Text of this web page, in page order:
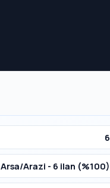
6
Arsa/Arazi - 6 ilan (%100)